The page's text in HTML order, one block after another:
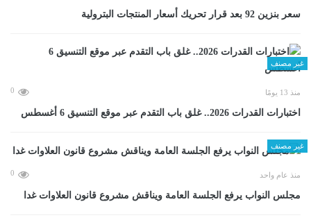
سعر بنزين 92 بعد قرار تحريك أسعار المنتجات البترولية
غير مصنف
منذ 13 يومًا 0
اختبارات القدرات 2026.. غلق باب التقدم عبر موقع التنسيق 6 أغسطس
غير مصنف
منذ عام واحد 0
مجلس النواب يرفع الجلسة العامة ويناقش مشروع قانون العلاوات غدا